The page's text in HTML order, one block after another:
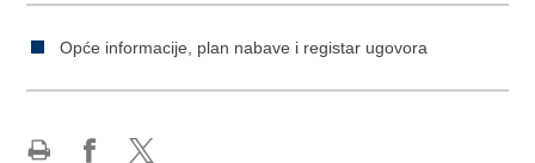
Opće informacije, plan nabave i registar ugovora